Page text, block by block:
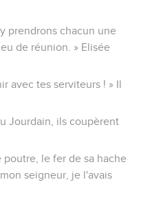
prendrons chacun une
de réunion. » Elisée
avec tes serviteurs ! » Il
Jourdain, ils coupèrent
le fer de sa hache
seigneur, je l'avais